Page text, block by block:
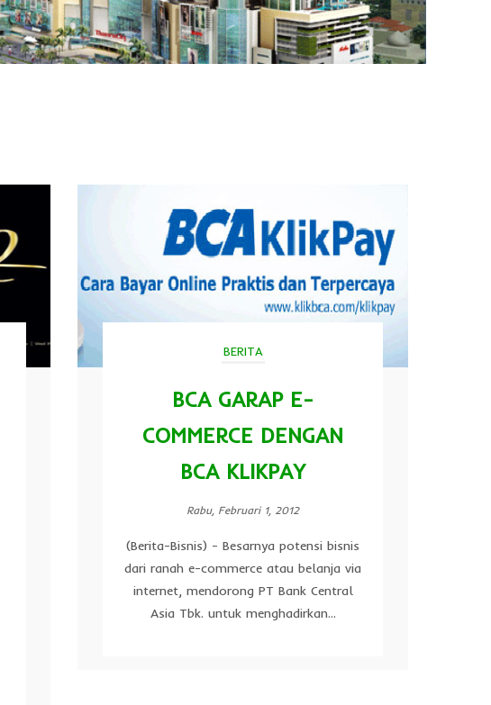
BERITA
BCA GARAP E-
COMMERCE DENGAN
BCA KLIKPAY
Rabu, Februari 1, 2012
(Berita-Bisnis) - Besarnya potensi bisnis
dari ranah e-commerce atau belanja via
internet, mendorong PT Bank Central
Asia Tbk. untuk menghadirkan...